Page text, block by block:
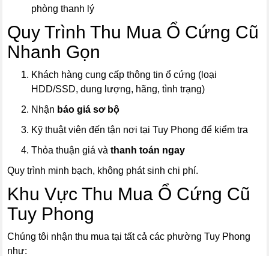
phòng thanh lý
Quy Trình Thu Mua Ổ Cứng Cũ
Nhanh Gọn
Khách hàng cung cấp thông tin ổ cứng (loại
HDD/SSD, dung lượng, hãng, tình trạng)
Nhận báo giá sơ bộ
Kỹ thuật viên đến tận nơi tại Tuy Phong để kiểm tra
Thỏa thuận giá vàthanh toán ngay
Quy trình minh bạch, không phát sinh chi phí.
Khu Vực Thu Mua Ổ Cứng Cũ
Tuy Phong
Chúng tôi nhận thu mua tại tất cả các phường Tuy Phong
như: